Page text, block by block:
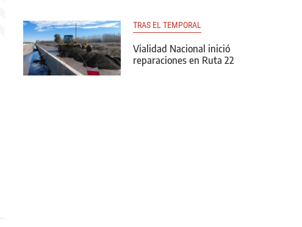
TRAS EL TEMPORAL
Vialidad Nacional inició
reparaciones en Ruta 22